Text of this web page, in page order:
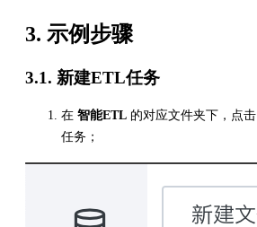
3. 示例步骤
3.1. 新建ETL任务
在 智能ETL 的对应文件夹下，点击
任务；